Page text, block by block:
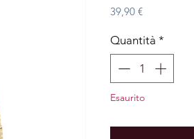
39,90 €Prezzo
Quantità *
Esaurito